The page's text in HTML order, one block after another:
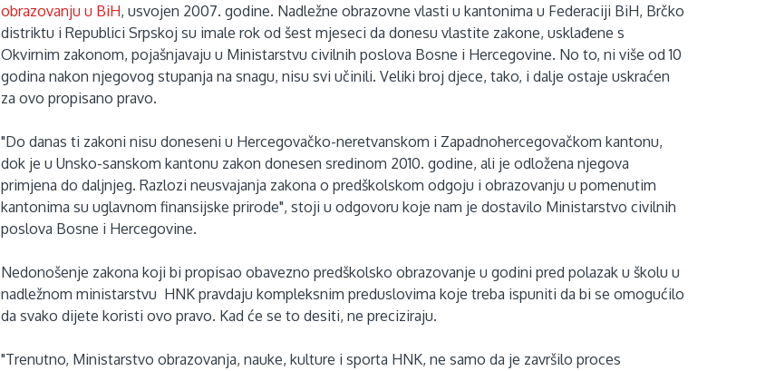
obrazovanju u BiH, usvojen 2007. godine. Nadležne obrazovne vlasti u kantonima u Federaciji BiH, Brčko
distriktu i Republici Srpskoj su imale rok od šest mjeseci da donesu vlastite zakone, usklađene s
Okvirnim zakonom, pojašnjavaju u Ministarstvu civilnih poslova Bosne i Hercegovine. No to, ni više od 10
godina nakon njegovog stupanja na snagu, nisu svi učinili. Veliki broj djece, tako, i dalje ostaje uskraćen
za ovo propisano pravo.
"Do danas ti zakoni nisu doneseni u Hercegovačko-neretvanskom i Zapadnohercegovačkom kantonu,
dok je u Unsko-sanskom kantonu zakon donesen sredinom 2010. godine, ali je odložena njegova
primjena do daljnjeg. Razlozi neusvajanja zakona o predškolskom odgoju i obrazovanju u pomenutim
kantonima su uglavnom finansijske prirode", stoji u odgovoru koje nam je dostavilo Ministarstvo civilnih
poslova Bosne i Hercegovine.
Nedonošenje zakona koji bi propisao obavezno predškolsko obrazovanje u godini pred polazak u školu u
nadležnom ministarstvu HNK pravdaju kompleksnim preduslovima koje treba ispuniti da bi se omogućilo
da svako dijete koristi ovo pravo. Kad će se to desiti, ne preciziraju.
"Trenutno, Ministarstvo obrazovanja, nauke, kulture i sporta HNK, ne samo da je završilo proces